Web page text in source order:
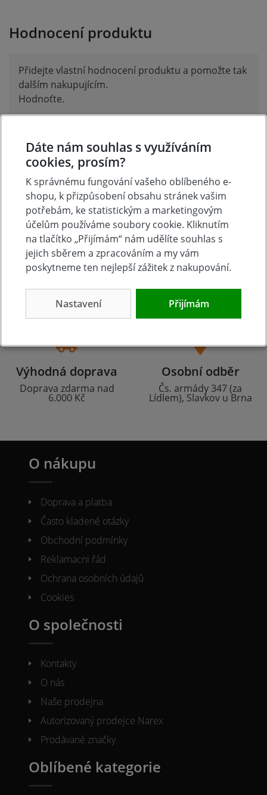
Hodnocení produktu
Přidejte vlastní hodnocení produktu a pomožte tak
dalším nakupujícím.
Hodnoťte.
Tradice
23 let na trhu
Zboží skladem
Zázemí kamenné
prodejny
Výhodná doprava
Doprava zdarma nad
6.000 Kč
Osobní odběr
Čs. armády 347 (za
Lídlem), Slavkov u Brna
O nákupu
Doprava a platba
Často kladené otázky
Obchodní podmínky
Reklamacni řád
Ochrana osobních údajů
Cookies
O společnosti
Kontakty
O nás
Naše prodejna
Autorizovaný prodejce Narex
Prodávané značky
Oblíbené kategorie
Dáte nám souhlas s využíváním
cookies, prosím?
K správnému fungování vašeho oblíbeného e-
shopu, k přizpůsobení obsahu stránek vašim
potřebám, ke statistickým a marketingovým
účelům používáme soubory cookie. Kliknutím
na tlačítko „Přijímám“ nám udělíte souhlas s
jejich sběrem a zpracováním a my vám
poskytneme ten nejlepší zážitek z nakupování.
Nastavení Přijímám